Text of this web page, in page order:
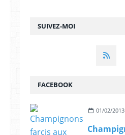
SUIVEZ-MOI
FACEBOOK
01/02/2013